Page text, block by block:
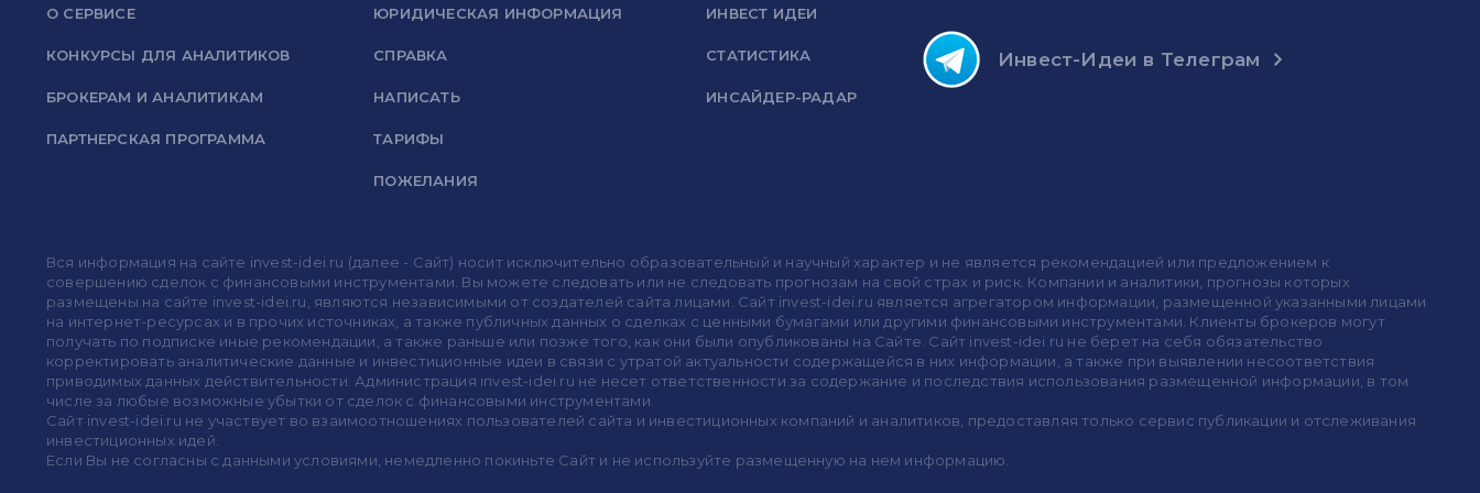
Инвест-Идеи в Телеграм
О СЕРВИСЕ
КОНКУРСЫ ДЛЯ АНАЛИТИКОВ
БРОКЕРАМ И АНАЛИТИКАМ
ПАРТНЕРСКАЯ ПРОГРАММА
ЮРИДИЧЕСКАЯ ИНФОРМАЦИЯ
СПРАВКА
НАПИСАТЬ
ТАРИФЫ
ПОЖЕЛАНИЯ
ИНВЕСТ ИДЕИ
СТАТИСТИКА
ИНСАЙДЕР-РАДАР
Вся информация на сайте invest-idei.ru (далее - Сайт) носит исключительно образовательный и научный характер и не является рекомендацией или предложением к
совершению сделок с финансовыми инструментами. Вы можете следовать или не следовать прогнозам на свой страх и риск. Компании и аналитики, прогнозы которых
размещены на сайте invest-idei.ru, являются независимыми от создателей сайта лицами. Сайт invest-idei.ru является агрегатором информации, размещенной указанными лицами
на интернет-ресурсах и в прочих источниках, а также публичных данных о сделках с ценными бумагами или другими финансовыми инструментами. Клиенты брокеров могут
получать по подписке иные рекомендации, а также раньше или позже того, как они были опубликованы на Сайте. Сайт invest-idei.ru не берет на себя обязательство
корректировать аналитические данные и инвестиционные идеи в связи с утратой актуальности содержащейся в них информации, а также при выявлении несоответствия
приводимых данных действительности. Администрация invest-idei.ru не несет ответственности за содержание и последствия использования размещенной информации, в том
числе за любые возможные убытки от сделок с финансовыми инструментами.
Сайт invest-idei.ru не участвует во взаимоотношениях пользователей сайта и инвестиционных компаний и аналитиков, предоставляя только сервис публикации и отслеживания
инвестиционных идей.
Если Вы не согласны с данными условиями, немедленно покиньте Сайт и не используйте размещенную на нем информацию.